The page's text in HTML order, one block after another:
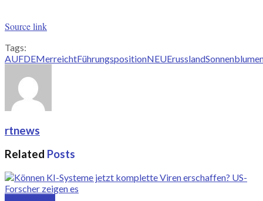
Source link
Tags:
AUFDEMerreichtFührungspositionNEUErussland
rtnews
Related Posts